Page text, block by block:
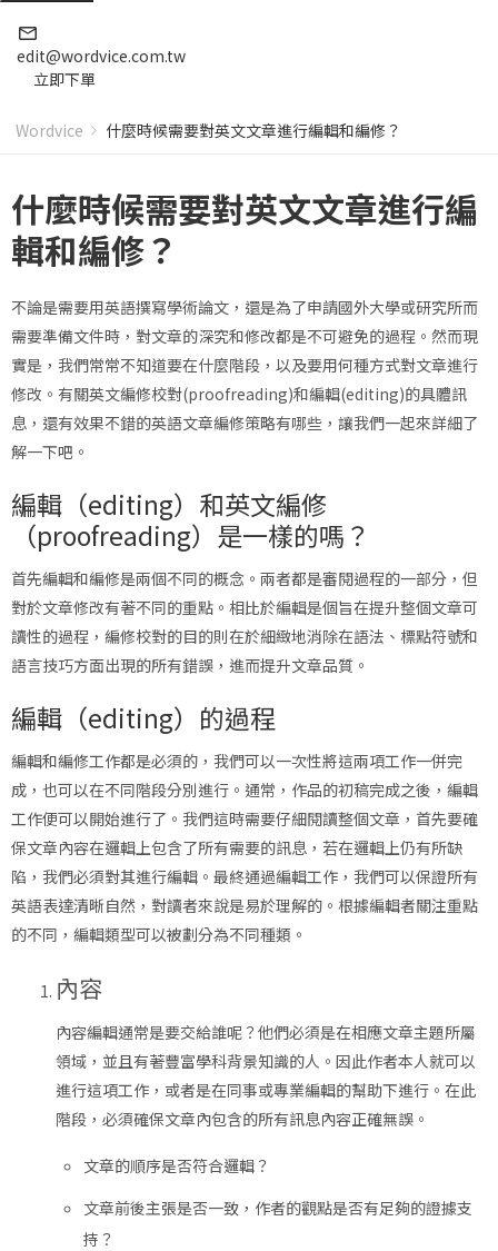
edit@wordvice.com.tw
立即下單
Wordvice 什麼時候需要對英文文章進行編輯和編修？
什麼時候需要對英文文章進行編
輯和編修？
不論是需要用英語撰寫學術論文，還是為了申請國外大學或研究所而
需要準備文件時，對文章的深究和修改都是不可避免的過程。然而現
實是，我們常常不知道要在什麼階段，以及要用何種方式對文章進行
修改。有關英文編修校對(proofreading)和編輯(editing)的具體訊
息，還有效果不錯的英語文章編修策略有哪些，讓我們一起來詳細了
解一下吧。
編輯（editing）和英文編修
（proofreading）是一樣的嗎？
首先編輯和編修是兩個不同的概念。兩者都是審閱過程的一部分，但
對於文章修改有著不同的重點。相比於編輯是個旨在提升整個文章可
讀性的過程，編修校對的目的則在於細緻地消除在語法、標點符號和
語言技巧方面出現的所有錯誤，進而提升文章品質。
編輯（editing）的過程
編輯和編修工作都是必須的，我們可以一次性將這兩項工作一併完
成，也可以在不同階段分別進行。通常，作品的初稿完成之後，編輯
工作便可以開始進行了。我們這時需要仔細閱讀整個文章，首先要確
保文章內容在邏輯上包含了所有需要的訊息，若在邏輯上仍有所缺
陷，我們必須對其進行編輯。最終通過編輯工作，我們可以保證所有
英語表達清晰自然，對讀者來說是易於理解的。根據編輯者關注重點
的不同，編輯類型可以被劃分為不同種類。
內容
內容編輯通常是要交給誰呢？他們必須是在相應文章主題所屬
領域，並且有著豐富學科背景知識的人。因此作者本人就可以
進行這項工作，或者是在同事或專業編輯的幫助下進行。在此
階段，必須確保文章內包含的所有訊息內容正確無誤。
文章的順序是否符合邏輯？
文章前後主張是否一致，作者的觀點是否有足夠的證據支
持？